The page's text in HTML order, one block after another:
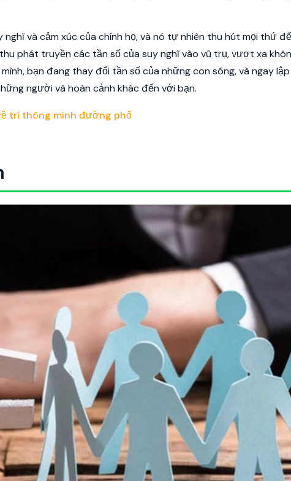
và cảm xúc của chính họ, và nó tự nhiên thu hút mọi thứ
phát truyền các tần số của suy nghĩ vào vũ trụ, vượt xa
bạn đang thay đổi tần số của những con sóng, và ngay
người và hoàn cảnh khác đến với bạn.
trí thông minh đường phố